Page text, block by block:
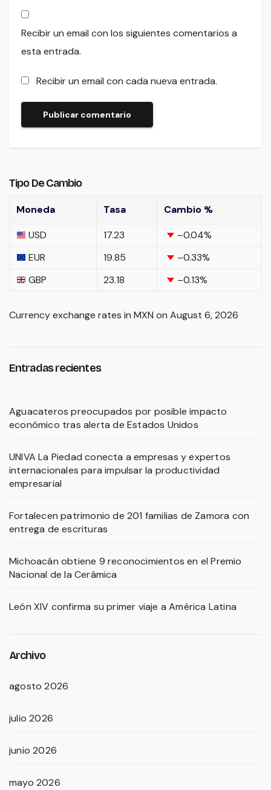
Recibir un email con los siguientes comentarios a
esta entrada.
Recibir un email con cada nueva entrada.
Tipo De Cambio
Moneda Tasa
Cambio %
USD
17.23 –0.04%
EUR
19.85 –0.33%
GBP
23.18 –0.13%
Currency exchange rates in MXN on August 6, 2026
Entradas recientes
Aguacateros preocupados por posible impacto
económico tras alerta de Estados Unidos
UNIVA La Piedad conecta a empresas y expertos
internacionales para impulsar la productividad
empresarial
Fortalecen patrimonio de 201 familias de Zamora con
entrega de escrituras
Michoacán obtiene 9 reconocimientos en el Premio
Nacional de la Cerámica
León XIV confirma su primer viaje a América Latina
Archivo
agosto 2026
julio 2026
junio 2026
mayo 2026